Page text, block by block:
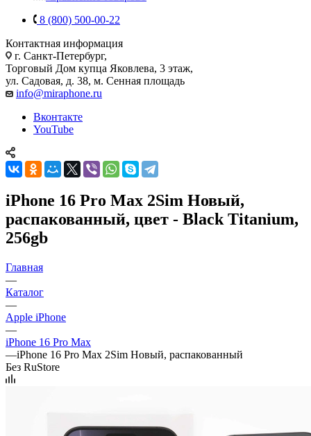
8 (800) 500-00-22
Контактная информация
г. Санкт-Петербург,
Торговый Дом купца Яковлева, 3 этаж,
ул. Садовая, д. 38, м. Сенная площадь
info@miraphone.ru
Вконтакте
YouTube
iPhone 16 Pro Max 2Sim Новый,
распакованный, цвет - Black Titanium,
256gb
Главная
—
Каталог
—
Apple iPhone
—
iPhone 16 Pro Max
—iPhone 16 Pro Max 2Sim Новый, распакованный
Без RuStore